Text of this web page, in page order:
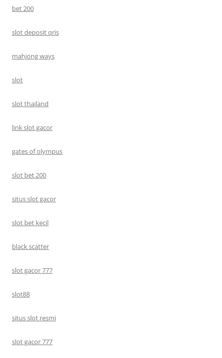
bet 200
slot deposit qris
mahjong ways
slot
slot thailand
link slot gacor
gates of olympus
slot bet 200
situs slot gacor
slot bet kecil
black scatter
slot gacor 777
slot88
situs slot resmi
slot gacor 777